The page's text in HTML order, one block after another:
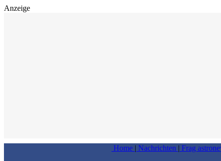
Anzeige
Home | Nachrichten | Frag